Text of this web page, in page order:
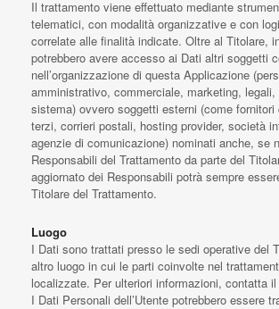
Il trattamento viene effettuato mediante
telematici, con modalità organizzative e con
correlate alle finalità indicate. Oltre al Titolare,
potrebbero avere accesso ai Dati altri soggetti
nell’organizzazione di questa Applicazione
amministrativo, commerciale, marketing,
sistema) ovvero soggetti esterni (come
terzi, corrieri postali, hosting provider, società
agenzie di comunicazione) nominati anche, se
Responsabili del Trattamento da parte del
aggiornato dei Responsabili potrà sempre
Titolare del Trattamento.
Luogo
I Dati sono trattati presso le sedi operative del
altro luogo in cui le parti coinvolte nel
localizzate. Per ulteriori informazioni, contatta
I Dati Personali dell’Utente potrebbero essere